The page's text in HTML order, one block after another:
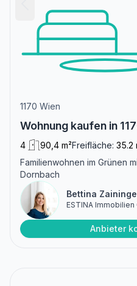
1170 Wien
Wohnung kaufen in
4 90,4 m²Freifläche: 35.2
Familienwohnen im Grünen
Dornbach
Bettina
ESTINA Immobilien
Anbieter